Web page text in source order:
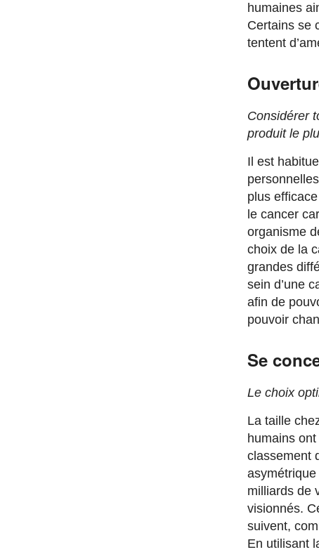
humaines
Certains se
tentent
Considérer
produit le
Il est
plus
le cancer
organisme
choix de la
grandes
sein d’une
afin de
pouvoir
Se
Le choix
La taille
humains
classement
milliards de
visionnés.
suivent,
En utilisant